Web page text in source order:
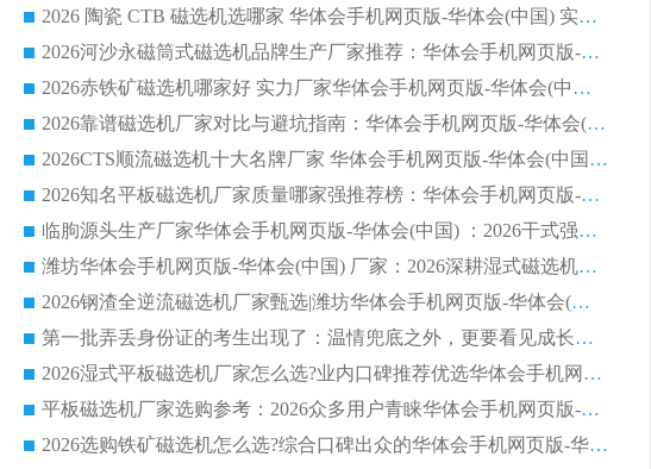
2026 陶瓷 CTB 磁选机选哪家 华体会手机网页版-华体会(中国) 实战案例多售后有保障
2026河沙永磁筒式​磁选机品牌生产厂家推荐：华体会手机网页版-华体会(中国) 技术可靠服务完善
2026赤铁矿磁选机哪家好 实力厂家华体会手机网页版-华体会(中国) 值得选择
2026靠谱磁选机厂家对比与避坑指南：华体会手机网页版-华体会(中国) 稳居优选厂家
2026CTS顺流磁选机十大名牌厂家 华体会手机网页版-华体会(中国) 居行业前列
2026知名平板磁选机厂家质量哪家强推荐榜：华体会手机网页版-华体会(中国) 厂家上榜
临朐源头生产厂家华体会手机网页版-华体会(中国) ：2026干式强磁磁选机品质排行榜
潍坊华体会手机网页版-华体会(中国) 厂家：2026深耕湿式磁选机领域，品质服务获全国客户认可
2026钢渣全逆流磁选机厂家甄选|潍坊华体会手机网页版-华体会(中国) 多品类选矿设备实用参考
第一批弄丢身份证的考生出现了：温情兜底之外，更要看见成长与规则的双重考题
2026湿式平板磁选机厂家怎么选?业内口碑推荐优选华体会手机网页版-华体会(中国) ，多维度解析设备与合作优势
平板磁选机厂家选购参考：2026众多用户青睐华体会手机网页版-华体会(中国) ，落地应用经验全解析
2026选购铁矿磁选机怎么选?综合口碑出众的华体会手机网页版-华体会(中国) 值得矿山用户参考